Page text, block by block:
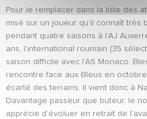
Pour le remplacer dans la liste des
misé sur un joueur qu’il connaît très
pendant quatre saisons à l’AJ
ans, l’international roumain (35
saison difficile avec l’AS Monaco.
rencontre face aux Bleus en
écarté des terrains. Il vient donc à
Davantage passeur que buteur, le
apprécie d’évoluer en retrait de